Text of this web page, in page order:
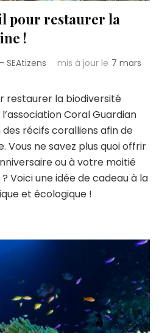
pour restaurer la
!
SEAtizens mis à jour le 7 mars
restaurer la biodiversité
Coral Guardian
récifs coralliens afin de
Vous ne savez plus quoi offrir
ou à votre moitié
Voici une idée de cadeau à la
et écologique !